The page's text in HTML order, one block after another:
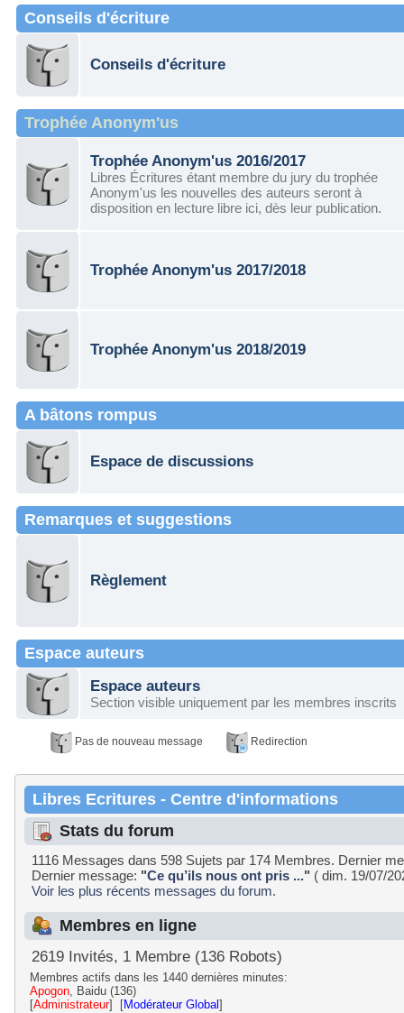
Conseils d'écriture
Conseils d'écriture
Trophée Anonym'us
Trophée Anonym'us 2016/2017
Libres Écritures étant membre du jury du trophée
Anonym'us les nouvelles des auteurs seront à
disposition en lecture libre ici, dès leur publication.
Trophée Anonym'us 2017/2018
Trophée Anonym'us 2018/2019
A bâtons rompus
Espace de discussions
Remarques et suggestions
Règlement
Espace auteurs
Espace auteurs
Section visible uniquement par les membres inscrits
Pas de nouveau message Redirection
Libres Ecritures - Centre d'informations
Stats du forum
1116 Messages dans 598 Sujets par 174 Membres. Dernier
Dernier message: "Ce qu’ils nous ont pris ..." ( dim. 19/07/
Voir les plus récents messages du forum.
Membres en ligne
2619 Invités, 1 Membre (136 Robots)
Membres actifs dans les 1440 dernières minutes:
Apogon, Baidu (136)
[Administrateur] [Modérateur Global]